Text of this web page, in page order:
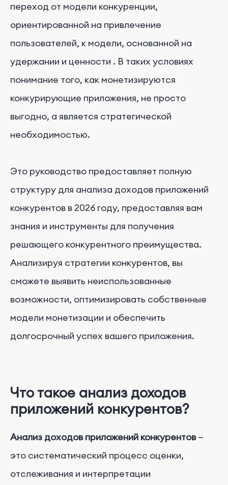
переход от модели конкуренции,
ориентированной на привлечение
пользователей, к модели, основанной на
удержании и ценности . В таких условиях
понимание того, как монетизируются
конкурирующие приложения, не просто
выгодно, а является стратегической
необходимостью.
Это руководство предоставляет полную
структуру для анализа доходов приложений
конкурентов в 2026 году, предоставляя вам
знания и инструменты для получения
решающего конкурентного преимущества.
Анализируя стратегии конкурентов, вы
сможете выявить неиспользованные
возможности, оптимизировать собственные
модели монетизации и обеспечить
долгосрочный успех вашего приложения.
Что такое анализ доходов
приложений конкурентов?
Анализ доходов приложений конкурентов —
это систематический процесс оценки,
отслеживания и интерпретации